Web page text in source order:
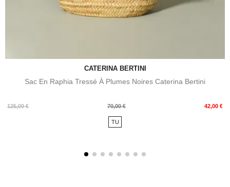
CATERINA BERTINI
Sac En Raphia Tressé À Plumes Noires Caterina Bertini
125,00 €
Prix
70,00 € 42,00 €
Prix
TU